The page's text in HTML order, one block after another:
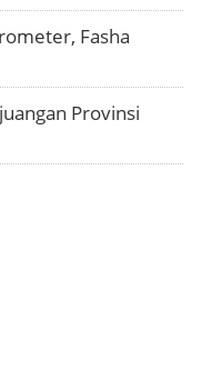
Fasha
Provinsi